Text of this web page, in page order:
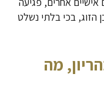
הזוג, בכי בלתי נשלט
מה